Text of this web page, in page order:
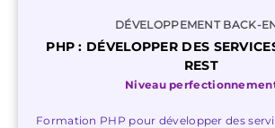
DÉVELOPPEMENT BACK-
PHP : DÉVELOPPER DES
REST
Niveau
Formation PHP pour développer des